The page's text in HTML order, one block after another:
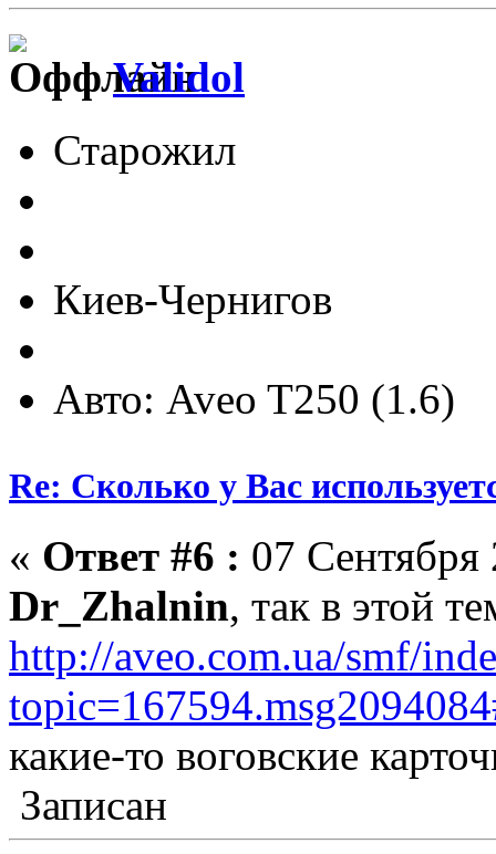
Validol
Старожил
Киев-Чернигов
Авто: Aveo T250 (1.6)
Re: Сколько у Вас
« Ответ #6 : 07
Dr_Zhalnin, так в этой
http://aveo.com.ua/smf/
какие-то воговские
Записан